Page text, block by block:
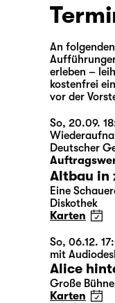
An
erleben –
kostenfrei
vor der
So, 20.09.
Deutscher
Altbau in
Eine
Diskothek
Karten
So, 06.12.
mit
Alice
Große Bühne
Karten